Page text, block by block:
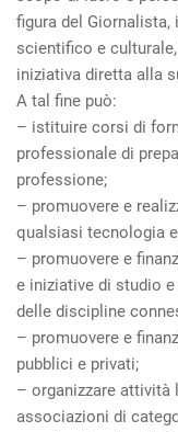
figura del
scientifico e
iniziativa diretta alla
A tal fine può:
– istituire corsi di
professionale di
professione;
– promuovere e
qualsiasi tecnologia
– promuovere e
e iniziative di studio
delle discipline
– promuovere e
pubblici e privati;
– organizzare
associazioni di